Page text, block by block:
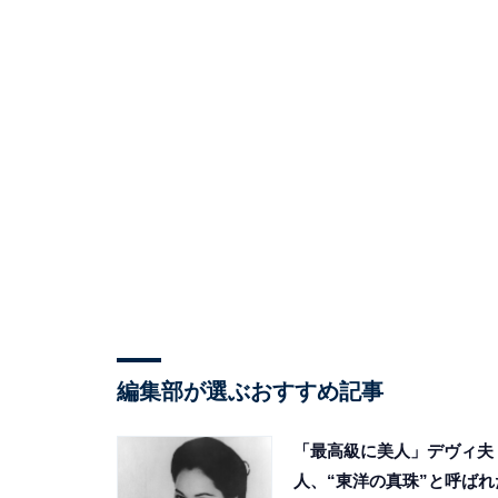
編集部が選ぶおすすめ記事
「最高級に美人」デヴィ夫
人、“東洋の真珠”と呼ばれ